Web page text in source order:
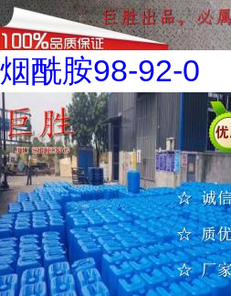
烟酰胺98-92-0